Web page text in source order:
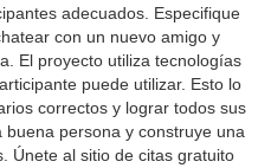
adecuados. Especifique
con un nuevo amigo y
El proyecto utiliza tecnologías
puede utilizar. Esto lo
correctos y lograr todos sus
persona y construye una
Únete al sitio de citas gratuito